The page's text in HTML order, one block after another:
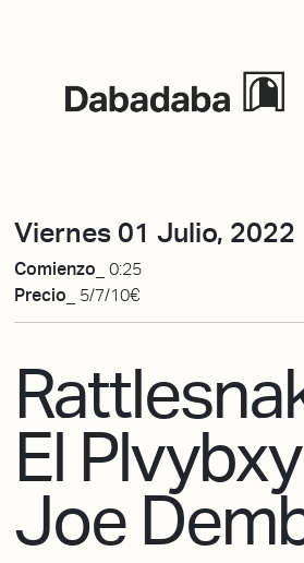
Viernes 01 Julio, 2022
Comienzo_ 0:25
Precio_ 5/7/10€
El
Joe